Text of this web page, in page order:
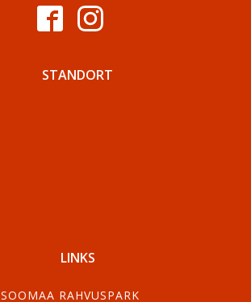
STANDORT
LINKS
SOOMAA RAHVUSPARK